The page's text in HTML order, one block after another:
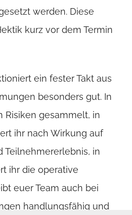
werden. Diese
kurz vor dem Termin
ein fester Takt aus
besonders gut. In
Risiken gesammelt, in
ihr nach Wirkung auf
Teilnehmererlebnis, in
ihr die operative
euer Team auch bei
handlungsfähig und